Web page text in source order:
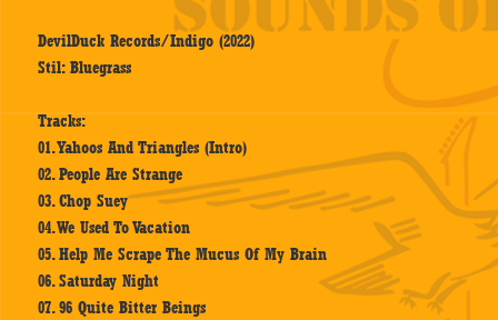
DevilDuck Records/Indigo (2022)
Stil: Bluegrass
Tracks:
01. Yahoos And Triangles (Intro)
02. People Are Strange
03. Chop Suey
04. We Used To Vacation
05. Help Me Scrape The Mucus Of My Brain
06. Saturday Night
07. 96 Quite Bitter Beings